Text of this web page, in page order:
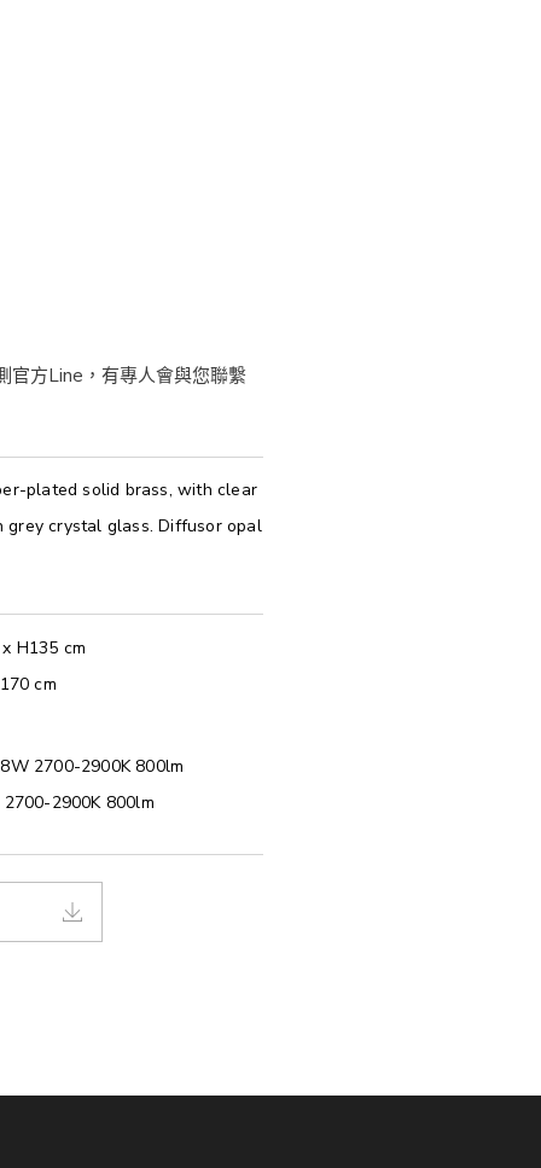
plated solid brass, with clear
grey crystal glass. Diffusor opal
H135 cm
cm
2700-2900K 800lm
2900K 800lm